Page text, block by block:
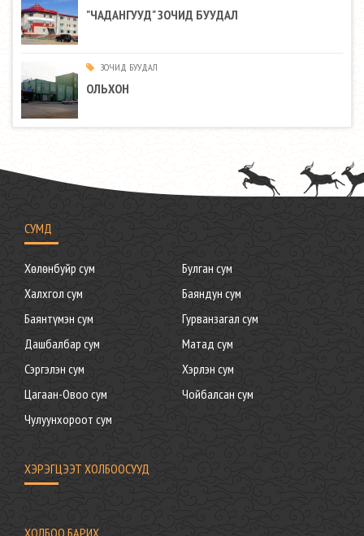
"ЧАДАНГУУД" ЗОЧИД БУУДАЛ
ЗОЧИД БУУДАЛ
ОЛЬХОН
СУМД
Хөлөнбуйр сум
Булган сум
Халхгол сум
Баяндун сум
Баянтүмэн сум
Гурванзагал сум
Дашбалбар сум
Матад сум
Сэргэлэн сум
Хэрлэн сум
Цагаан-Овоо сум
Чойбалсан сум
Чулуунхороот сум
ХЭРЭГЦЭЭТ ХОЛБООСУУД
ХОЛБОО БАРИХ